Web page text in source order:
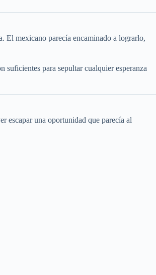
El mexicano parecía encaminado a lograrlo,
suficientes para sepultar cualquier esperanza
escapar una oportunidad que parecía al